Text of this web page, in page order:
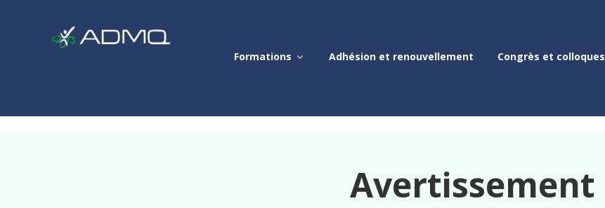
Formations Adhésion et renouvellement Congrès et colloques
Avertissement